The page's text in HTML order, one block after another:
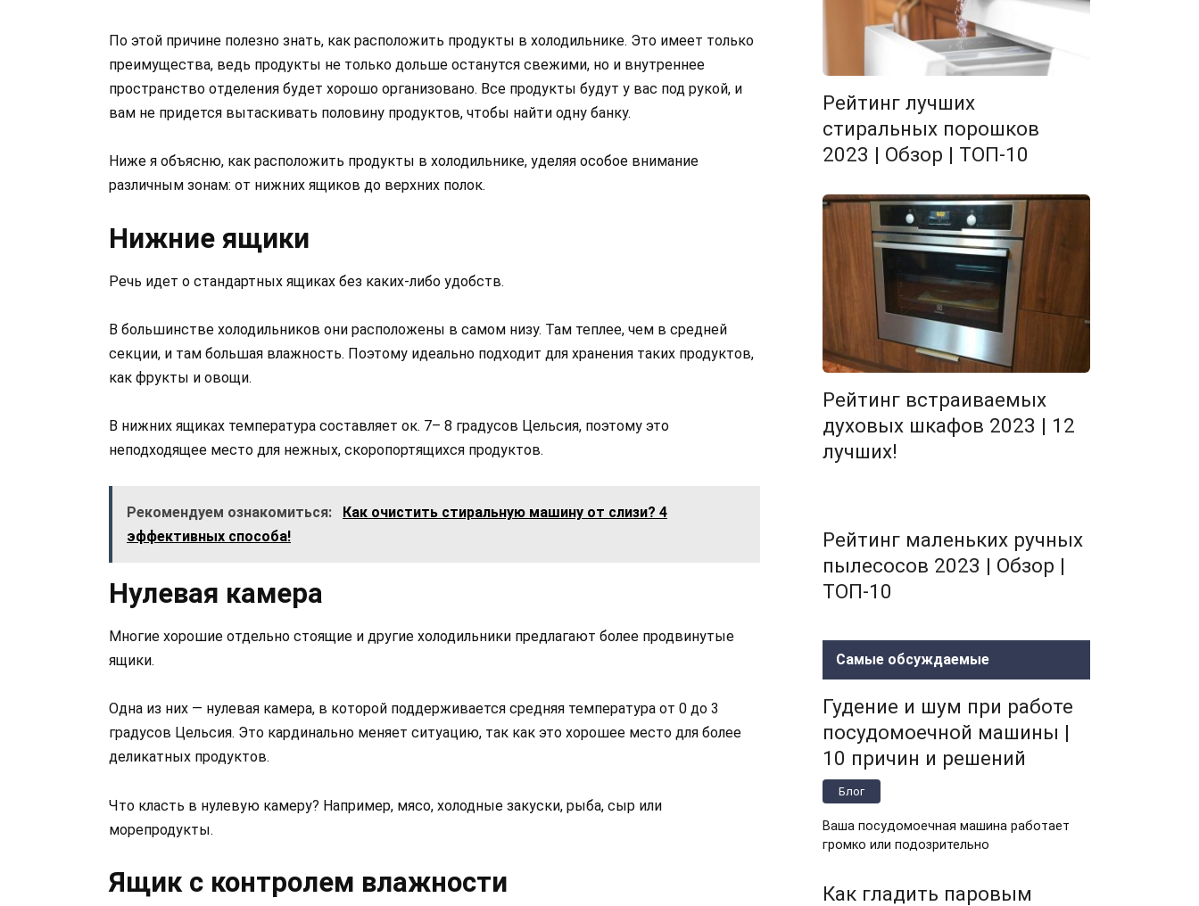
По этой причине полезно знать, как расположить продукты в холодильнике. Это имеет только
преимущества, ведь продукты не только дольше останутся свежими, но и внутреннее
пространство отделения будет хорошо организовано. Все продукты будут у вас под рукой, и
вам не придется вытаскивать половину продуктов, чтобы найти одну банку.
Ниже я объясню, как расположить продукты в холодильнике, уделяя особое внимание
различным зонам: от нижних ящиков до верхних полок.
Нижние ящики
Речь идет о стандартных ящиках без каких-либо удобств.
В большинстве холодильников они расположены в самом низу. Там теплее, чем в средней
секции, и там большая влажность. Поэтому идеально подходит для хранения таких продуктов,
как фрукты и овощи.
В нижних ящиках температура составляет ок. 7– 8 градусов Цельсия, поэтому это
неподходящее место для нежных, скоропортящихся продуктов.
Рекомендуем ознакомиться:
Как очистить стиральную машину от слизи? 4
эффективных способа!
Нулевая камера
Многие хорошие отдельно стоящие и другие холодильники предлагают более продвинутые
ящики.
Одна из них — нулевая камера, в которой поддерживается средняя температура от 0 до 3
градусов Цельсия. Это кардинально меняет ситуацию, так как это хорошее место для более
деликатных продуктов.
Что класть в нулевую камеру? Например, мясо, холодные закуски, рыба, сыр или
морепродукты.
Ящик с контролем влажности
Рейтинг лучших
стиральных порошков
2023 | Обзор | ТОП-10
Рейтинг встраиваемых
духовых шкафов 2023 | 12
лучших!
Рейтинг маленьких ручных
пылесосов 2023 | Обзор |
ТОП-10
Самые обсуждаемые
Гудение и шум при работе
посудомоечной машины |
10 причин и решений
Блог
Ваша посудомоечная машина работает
громко или подозрительно
Как гладить паровым